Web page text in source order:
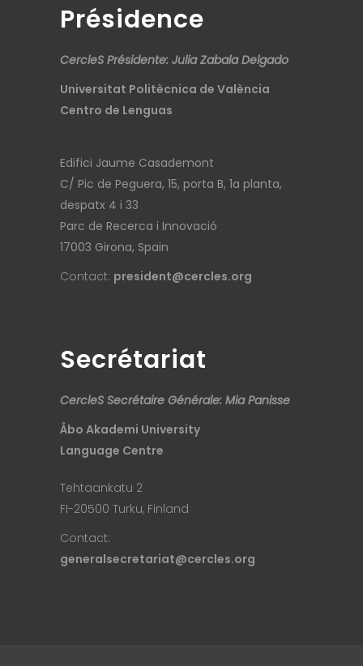
Présidence
CercleS Présidente: Julia Zabala Delgado
Universitat Politècnica de València
Centro de Lenguas
Edifici Jaume Casademont
C/ Pic de Peguera, 15, porta B, 1a planta,
despatx 4 i 33
Parc de Recerca i Innovació
17003 Girona, Spain
Contact: president@cercles.org
Secrétariat
CercleS Secrétaire Générale: Mia Panisse
Åbo Akademi University
Language Centre
Tehtaankatu 2
FI-20500 Turku, Finland
Contact:
generalsecretariat@cercles.org